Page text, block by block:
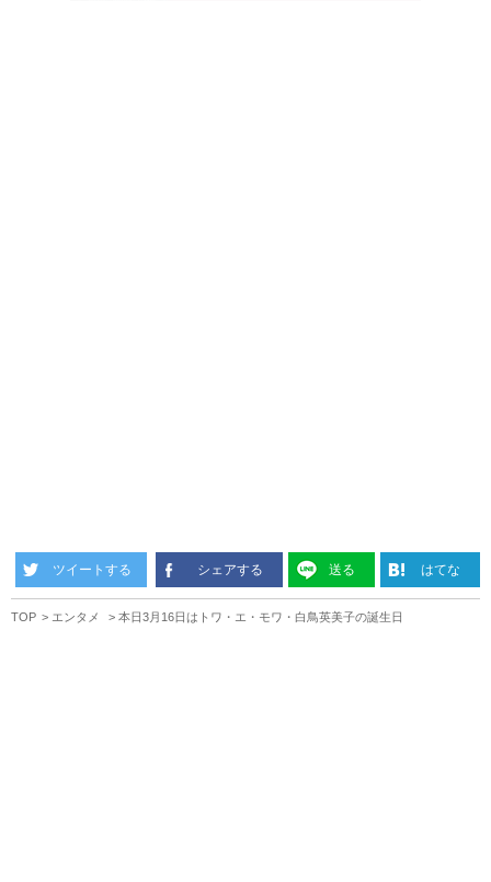
ツイートする シェアする 送る はてな
TOP エンタメ 本日3月16日はトワ・エ・モワ・白鳥英美子の誕生日